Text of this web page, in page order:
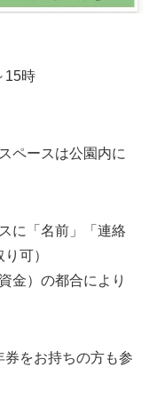
15時
ペースは公園内に
に「名前」「連絡
可）
金）の都合により
をお持ちの方も参